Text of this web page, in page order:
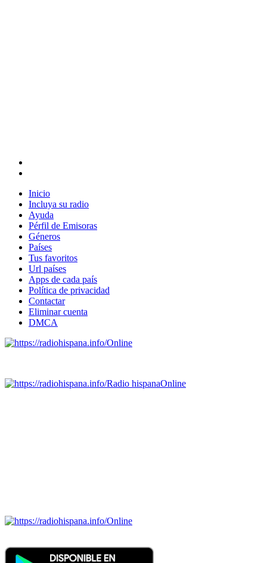
Inicio
Incluya su radio
Ayuda
Pérfil de Emisoras
Géneros
Países
Tus favoritos
Url países
Apps de cada país
Política de privacidad
Contactar
Eliminar cuenta
DMCA
Online
Radio hispanaOnline
Online